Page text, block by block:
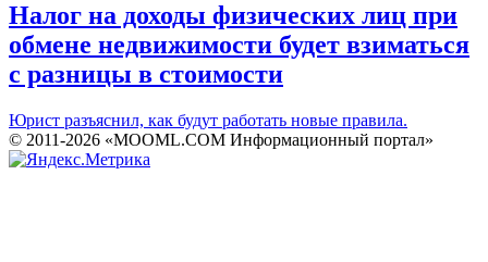
Налог на доходы физических лиц при
обмене недвижимости будет взиматься
с разницы в стоимости
Юрист разъяснил, как будут работать новые правила.
© 2011-2026 «MOOML.COM Информационный портал»